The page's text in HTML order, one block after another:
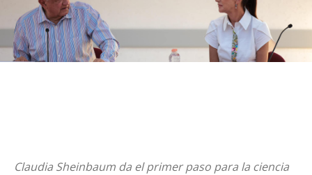
Claudia Sheinbaum da el primer paso para la ciencia